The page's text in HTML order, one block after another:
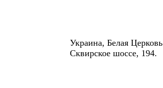
Украина, Белая Церковь
Сквирское шоссе, 194.